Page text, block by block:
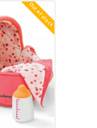
Out of stock